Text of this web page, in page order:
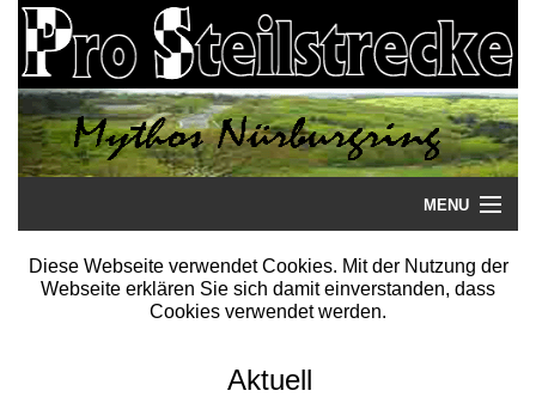
MENU
Startseite
Diese Webseite verwendet Cookies. Mit der Nutzung der
Webseite erklären Sie sich damit einverstanden, dass
Cookies verwendet werden.
Aktuell